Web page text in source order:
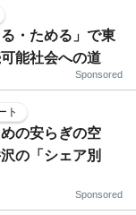
・ためる」で東
能社会への道
Sponsored
ト
の安らぎの空
の「シェア別
Sponsored